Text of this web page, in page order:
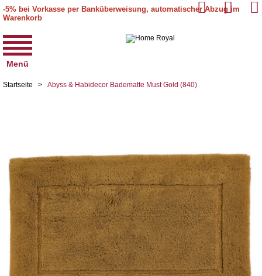
-5% bei Vorkasse per Banküberweisung, automatischer Abzug im
Warenkorb
Menü
Startseite > Abyss & Habidecor Badematte Must Gold (840)